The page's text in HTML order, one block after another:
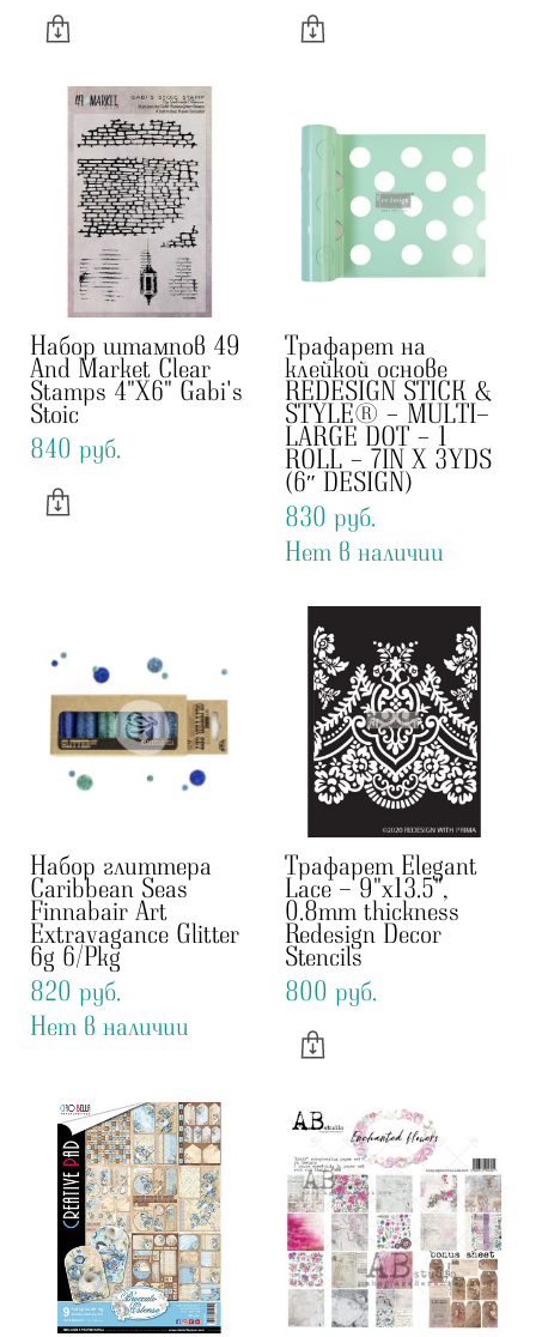
Набор штампов 49
And Market Clear
Stamps 4"X6" Gabi's
Stoic
840 pуб.
Трафарет на
клейкой основе
REDESIGN STICK &
STYLE® – MULTI-
LARGE DOT – 1
ROLL – 7IN X 3YDS
(6″ DESIGN)
830 pуб.
Нет в наличии
Набор глиттера
Caribbean Seas
Finnabair Art
Extravagance Glitter
6g 6/Pkg
820 pуб.
Нет в наличии
Трафарет Elegant
Lace - 9"x13.5",
0.8mm thickness
Redesign Decor
Stencils
800 pуб.